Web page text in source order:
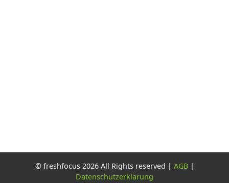
© freshfocus 2026 All Rights reserved | AGB|
Datenschutzerklärung